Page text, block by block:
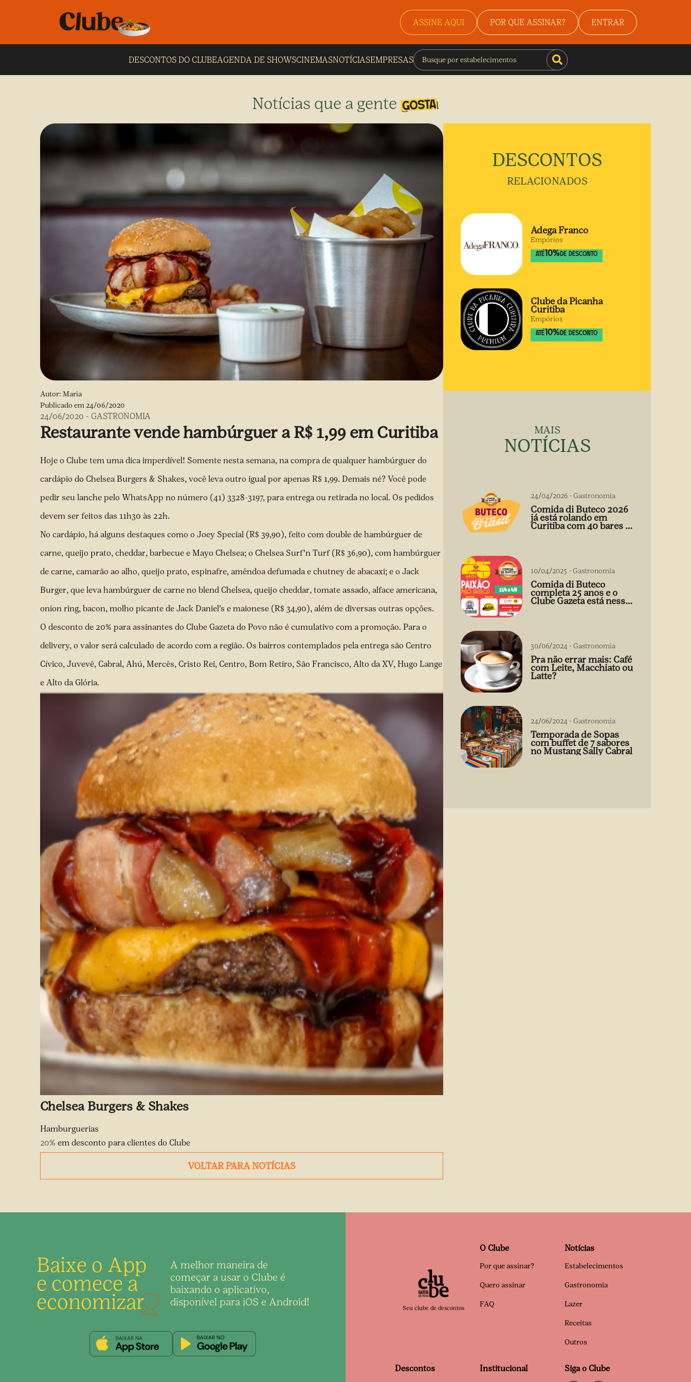
ASSINE AQUI POR QUE ASSINAR? ENTRAR
DESCONTOS DO CLUBEAGENDA DE SHOWSCINEMASNOTÍCIASEMPRESAS
Notícias que a gente gosta
Autor: Maria
Publicado em24/06/2020
24/06/2020 - GASTRONOMIA
Restaurante vende hambúrguer a R$ 1,99 em Curitiba
Hoje o Clube tem uma dica imperdível! Somente nesta semana, na compra de qualquer hambúrguer do
cardápio do Chelsea Burgers & Shakes, você leva outro igual por apenas R$ 1,99. Demais né? Você pode
pedir seu lanche pelo WhatsApp no número (41) 3328-3197, para entrega ou retirada no local. Os pedidos
devem ser feitos das 11h30 às 22h.
No cardápio, há alguns destaques como o Joey Special (R$ 39,90), feito com double de hambúrguer de
carne, queijo prato, cheddar, barbecue e Mayo Chelsea; o Chelsea Surf’n Turf (R$ 36,90), com hambúrguer
de carne, camarão ao alho, queijo prato, espinafre, amêndoa defumada e chutney de abacaxi; e o Jack
Burger, que leva hambúrguer de carne no blend Chelsea, queijo cheddar, tomate assado, alface americana,
onion ring, bacon, molho picante de Jack Daniel’s e maionese (R$ 34,90), além de diversas outras opções.
O desconto de 20% para assinantes do Clube Gazeta do Povo não é cumulativo com a promoção. Para o
delivery, o valor será calculado de acordo com a região. Os bairros contemplados pela entrega são Centro
Cívico, Juvevê, Cabral, Ahú, Mercês, Cristo Rei, Centro, Bom Retiro, São Francisco, Alto da XV, Hugo Lange
e Alto da Glória.
Chelsea Burgers & Shakes
Hamburguerias
20% em desconto para clientes do Clube
VOLTAR PARA NOTÍCIAS
DESCONTOS
RELACIONADOS
Adega Franco
Empórios
ATÉ10%DE DESCONTO
Clube da Picanha
Curitiba
Empórios
ATÉ10%DE DESCONTO
MAIS
NOTÍCIAS
24/04/2026 -Gastronomia
Comida di Buteco 2026
já está rolando em
Curitiba com 40 bares e
petiscos a preço único
10/04/2025 -Gastronomia
Comida di Buteco
completa 25 anos e o
Clube Gazeta está nessa
30/06/2024 -Gastronomia
Pra não errar mais: Café
com Leite, Macchiato ou
Latte?
24/06/2024 -Gastronomia
Temporada de Sopas
com buffet de 7 sabores
no Mustang Sally Cabral
Baixe o App
e comece a
economizar
A melhor maneira de
começar a usar o Clube é
baixando o aplicativo,
disponível para iOS e Android!
Seu clube de descontos
O Clube
Por que assinar?
Quero assinar
FAQ
Notícias
Estabelecimentos
Gastronomia
Lazer
Receitas
Outros
Descontos Institucional Siga o Clube